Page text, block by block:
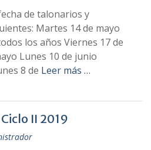
de talonarios y
Martes 14 de mayo
los años Viernes 17 de
Lunes 10 de junio
8 de Leer más …
II 2019